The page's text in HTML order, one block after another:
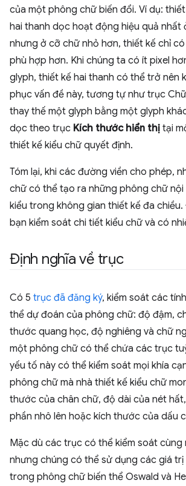
của một phông chữ biến đổi. Ví dụ:
hai thanh dọc hoạt động hiệu quả nhất
nhưng ở cỡ chữ nhỏ hơn, thiết kế chỉ
phù hợp hơn. Khi chúng ta có ít pixel
glyph, thiết kế hai thanh có thể trở nên
phục vấn đề này, tương tự như trục
thay thế một glyph bằng một glyph
dọc theo trục Kích thước hiển thị tại
thiết kế kiểu chữ quyết định.
Tóm lại, khi các đường viền cho phép,
chữ có thể tạo ra những phông chữ nội
kiểu trong không gian thiết kế đa chiều.
bạn kiểm soát chi tiết kiểu chữ và có
Định nghĩa về trục
Có 5 trục đã đăng ký, kiểm soát các
thể dự đoán của phông chữ: độ đậm,
thước quang học, độ nghiêng và chữ
một phông chữ có thể chứa các trục
yếu tố này có thể kiểm soát mọi khía
phông chữ mà nhà thiết kế kiểu chữ
thước của chân chữ, độ dài của nét
phần nhô lên hoặc kích thước của dấu
Mặc dù các trục có thể kiểm soát cùng
nhưng chúng có thể sử dụng các giá trị
trong phông chữ biến thể Oswald và